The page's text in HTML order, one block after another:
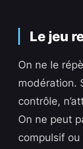
Le jeu
On ne le
modération.
contrôle,
On ne peut
compulsif